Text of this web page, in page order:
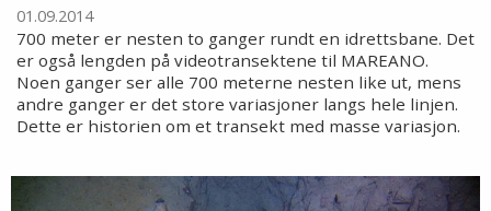
01.09.2014
700 meter er nesten to ganger rundt en idrettsbane. Det
er også lengden på videotransektene til MAREANO.
Noen ganger ser alle 700 meterne nesten like ut, mens
andre ganger er det store variasjoner langs hele linjen.
Dette er historien om et transekt med masse variasjon.